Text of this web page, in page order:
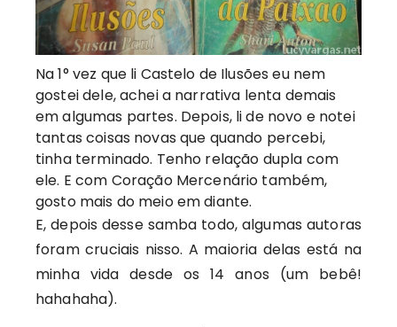
Na 1° vez que li Castelo de Ilusões eu nem
gostei dele, achei a narrativa lenta demais
em algumas partes. Depois, li de novo e notei
tantas coisas novas que quando percebi,
tinha terminado. Tenho relação dupla com
ele. E com Coração Mercenário também,
gosto mais do meio em diante.
E, depois desse samba todo, algumas autoras
foram cruciais nisso. A maioria delas está na
minha vida desde os 14 anos (um bebê!
hahahaha).